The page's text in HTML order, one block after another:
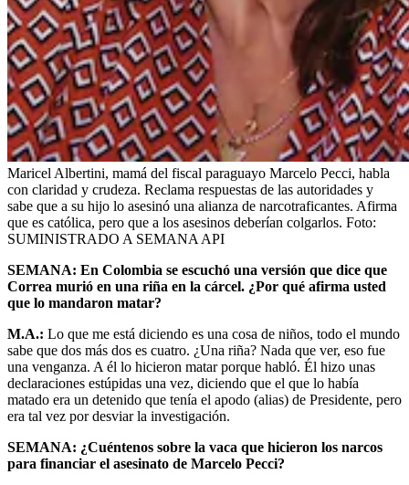
Maricel Albertini, mamá del fiscal paraguayo Marcelo Pecci, habla
con claridad y crudeza. Reclama respuestas de las autoridades y
sabe que a su hijo lo asesinó una alianza de narcotraficantes. Afirma
que es católica, pero que a los asesinos deberían colgarlos. Foto:
SUMINISTRADO A SEMANA API
SEMANA: En Colombia se escuchó una versión que dice que
Correa murió en una riña en la cárcel. ¿Por qué afirma usted
que lo mandaron matar?
M.A.: Lo que me está diciendo es una cosa de niños, todo el mundo
sabe que dos más dos es cuatro. ¿Una riña? Nada que ver, eso fue
una venganza. A él lo hicieron matar porque habló. Él hizo unas
declaraciones estúpidas una vez, diciendo que el que lo había
matado era un detenido que tenía el apodo (alias) de Presidente, pero
era tal vez por desviar la investigación.
SEMANA: ¿Cuéntenos sobre la vaca que hicieron los narcos
para financiar el asesinato de Marcelo Pecci?